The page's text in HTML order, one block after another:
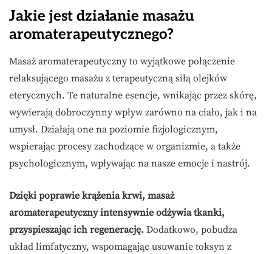
Jakie jest działanie masażu
aromaterapeutycznego?
Masaż aromaterapeutyczny to wyjątkowe połączenie
relaksującego masażu z terapeutyczną siłą olejków
eterycznych. Te naturalne esencje, wnikając przez skórę,
wywierają dobroczynny wpływ zarówno na ciało, jak i na
umysł. Działają one na poziomie fizjologicznym,
wspierając procesy zachodzące w organizmie, a także
psychologicznym, wpływając na nasze emocje i nastrój.
Dzięki poprawie krążenia krwi, masaż
aromaterapeutyczny intensywnie odżywia tkanki,
przyspieszając ich regenerację. Dodatkowo, pobudza
układ limfatyczny, wspomagając usuwanie toksyn z